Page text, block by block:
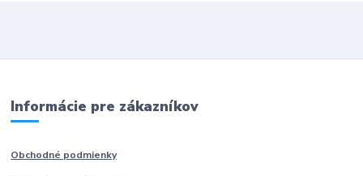
Informácie pre zákazníkov
Obchodné podmienky